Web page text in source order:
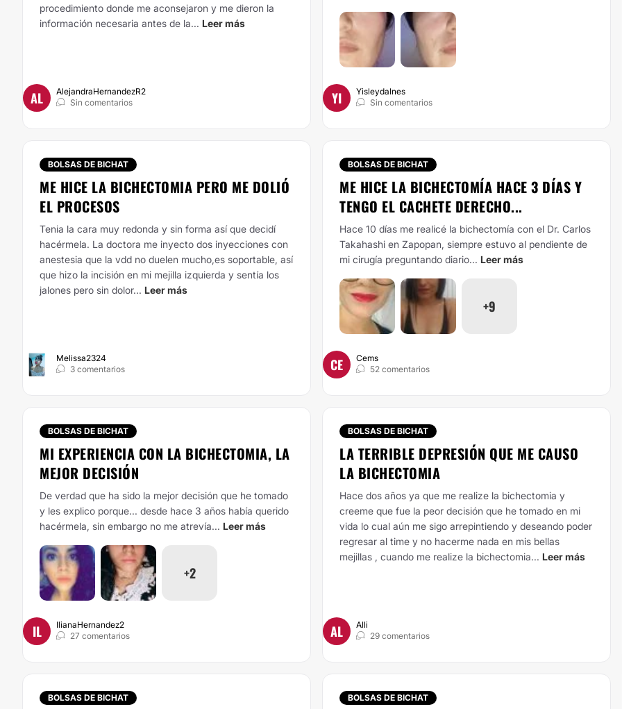
procedimiento donde me aconsejaron y me dieron la
información necesaria antes de la... Leer más
AL
AlejandraHernandezR2
Sin comentarios
YI
Yisleydalnes
Sin comentarios
BOLSAS DE BICHAT
ME HICE LA BICHECTOMIA PERO ME DOLIÓ
EL PROCESOS
Tenia la cara muy redonda y sin forma así que decidí
hacérmela. La doctora me inyecto dos inyecciones con
anestesia que la vdd no duelen mucho,es soportable, así
que hizo la incisión en mi mejilla izquierda y sentía los
jalones pero sin dolor... Leer más
Melissa2324
3 comentarios
BOLSAS DE BICHAT
ME HICE LA BICHECTOMÍA HACE 3 DÍAS Y
TENGO EL CACHETE DERECHO...
Hace 10 días me realicé la bichectomía con el Dr. Carlos
Takahashi en Zapopan, siempre estuvo al pendiente de
mi cirugía preguntando diario... Leer más
+9
CE
Cems
52 comentarios
BOLSAS DE BICHAT
MI EXPERIENCIA CON LA BICHECTOMIA, LA
MEJOR DECISIÓN
De verdad que ha sido la mejor decisión que he tomado
y les explico porque... desde hace 3 años había querido
hacérmela, sin embargo no me atrevía... Leer más
+2
IL
IlianaHernandez2
27 comentarios
BOLSAS DE BICHAT
LA TERRIBLE DEPRESIÓN QUE ME CAUSO
LA BICHECTOMIA
Hace dos años ya que me realize la bichectomia y
creeme que fue la peor decisión que he tomado en mi
vida lo cual aún me sigo arrepintiendo y deseando poder
regresar al time y no hacerme nada en mis bellas
mejillas , cuando me realize la bichectomia... Leer más
AL
Alli
29 comentarios
BOLSAS DE BICHAT BOLSAS DE BICHAT